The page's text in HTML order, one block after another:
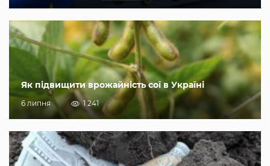
Як підвищити врожайність сої в Україні
6 липня 1 241